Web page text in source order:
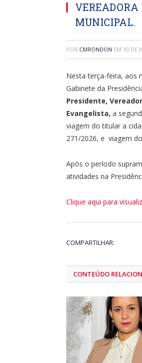
MUNICIPAL.
POR CMRONDON EM 10 DE
Nesta terça-feira, aos
Gabinete da
Presidente,
Evangelista, a
viagem do titular a
271/2026, e viagem
Após o período
atividades na
Clique aqui para
COMPARTILHAR:
CONTEÚDO